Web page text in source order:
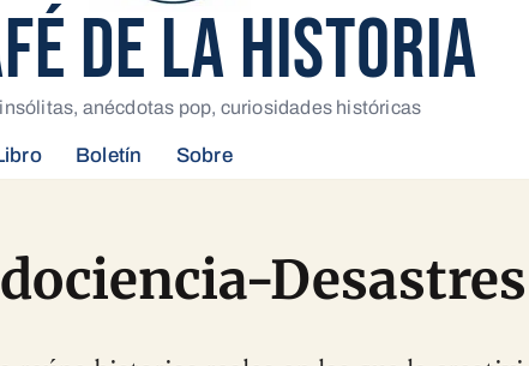
DE LA HISTORIA
anécdotas pop, curiosidades históricas
Boletín Sobre
Desastres